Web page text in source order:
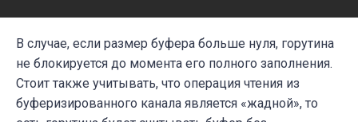
В случае, если размер буфера больше нуля, горутина
не блокируется до момента его полного заполнения.
Стоит также учитывать, что операция чтения из
буферизированного канала является «жадной», то